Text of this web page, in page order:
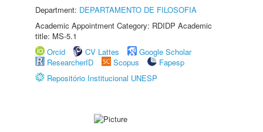
Department: DEPARTAMENTO DE FILOSOFIA
Academic Appointment Category: RDIDP Academic
title: MS-5.1
Orcid
CV Lattes
Google Scholar
ResearcherID
Scopus
Fapesp
Repositório Institucional UNESP